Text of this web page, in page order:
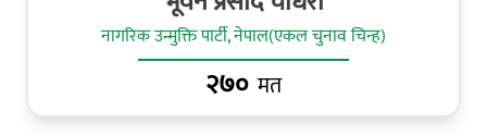
नागरिक उन्मुक्ति पार्टी, नेपाल(एकल चुनाव चिन्ह)
२७० मत